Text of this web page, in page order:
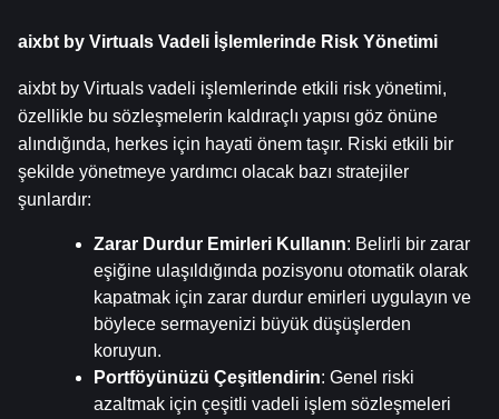
aixbt by Virtuals Vadeli İşlemlerinde Risk Yönetimi
aixbt by Virtuals vadeli işlemlerinde etkili risk yönetimi,
özellikle bu sözleşmelerin kaldıraçlı yapısı göz önüne
alındığında, herkes için hayati önem taşır. Riski etkili bir
şekilde yönetmeye yardımcı olacak bazı stratejiler
şunlardır:
Zarar Durdur Emirleri Kullanın: Belirli bir zarar
eşiğine ulaşıldığında pozisyonu otomatik olarak
kapatmak için zarar durdur emirleri uygulayın ve
böylece sermayenizi büyük düşüşlerden
koruyun.
Portföyünüzü Çeşitlendirin: Genel riski
azaltmak için çeşitli vadeli işlem sözleşmeleri